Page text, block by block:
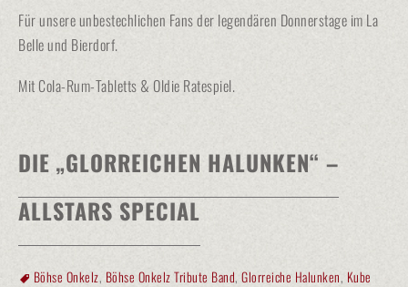
Für unsere unbestechlichen Fans der legendären Donnerstage im La
Belle und Bierdorf.
Mit Cola-Rum-Tabletts & Oldie Ratespiel.
DIE „GLORREICHEN HALUNKEN“ –
ALLSTARS SPECIAL
Böhse Onkelz, Böhse Onkelz Tribute Band, Glorreiche Halunken, Kube